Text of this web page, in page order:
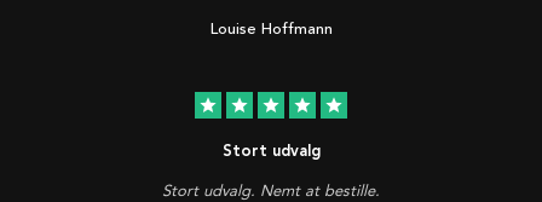
Louise Hoffmann
star star star star star
Stort udvalg
Stort udvalg. Nemt at bestille.